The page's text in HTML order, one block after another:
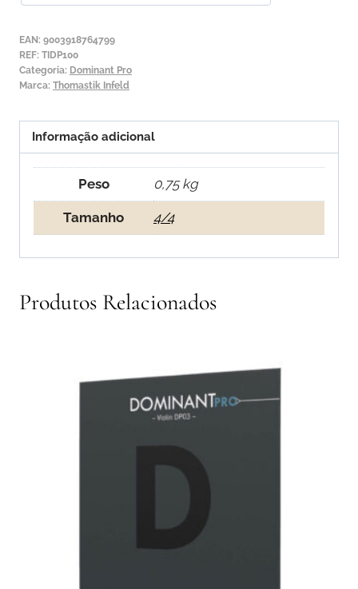
Thomastik
Dominant
Pro
EAN: 9003918764799
REF: TIDP100
Categoria: Dominant Pro
Marca: Thomastik Infeld
Informação adicional
Peso 0,75 kg
Tamanho 4/4
Produtos Relacionados